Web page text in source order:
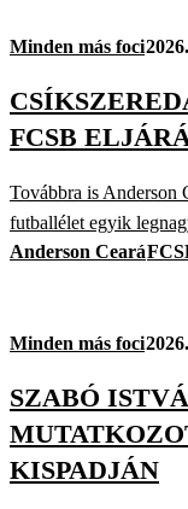
Minden más foci
FCSB
Továbbra is Anderson
futballélet egyik
Anderson Ceará
Minden más foci
SZABÓ
KISPADJÁN